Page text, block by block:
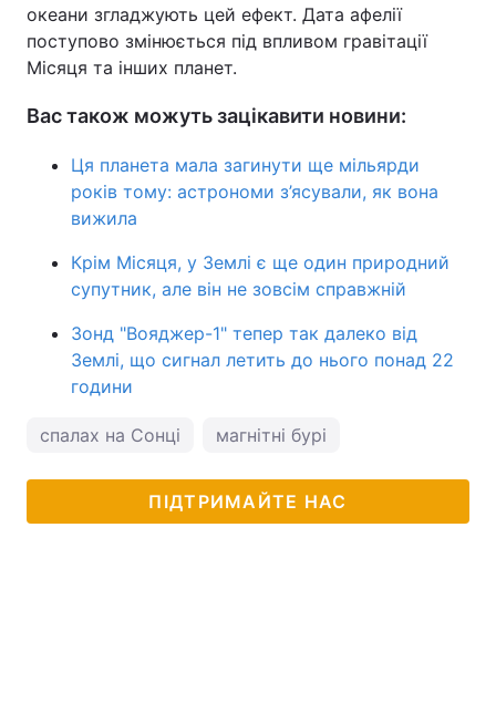
океани згладжують цей ефект. Дата афелії
поступово змінюється під впливом гравітації
Місяця та інших планет.
Вас також можуть зацікавити новини:
Ця планета мала загинути ще мільярди
років тому: астрономи з’ясували, як вона
вижила
Крім Місяця, у Землі є ще один природний
супутник, але він не зовсім справжній
Зонд "Вояджер-1" тепер так далеко від
Землі, що сигнал летить до нього понад 22
години
спалах на Сонці магнітні бурі
ПІДТРИМАЙТЕ НАС